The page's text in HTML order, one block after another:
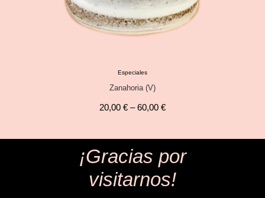
Especiales
Zanahoria (V)
20,00 € –60,00 €
¡Gracias por
visitarnos!